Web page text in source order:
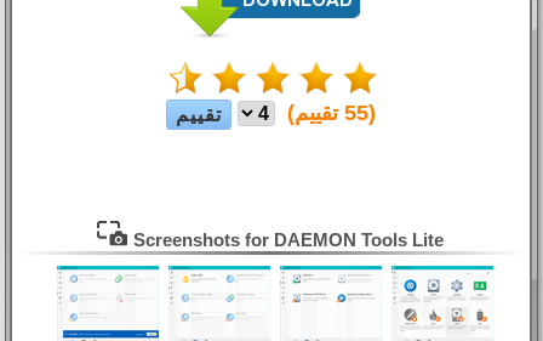
(
55 تقييم)
Screenshots for DAEMON Tools Lite